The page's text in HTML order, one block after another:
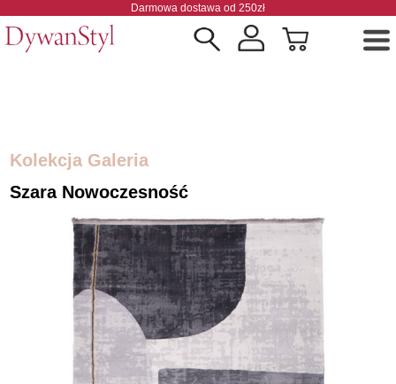
Darmowa dostawa od 250zł
Kolekcja Galeria
Szara Nowoczesność